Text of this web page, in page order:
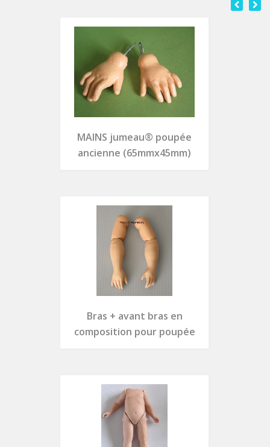
MAINS jumeau® poupée
ancienne (65mmx45mm)
Bras + avant bras en
composition pour poupée